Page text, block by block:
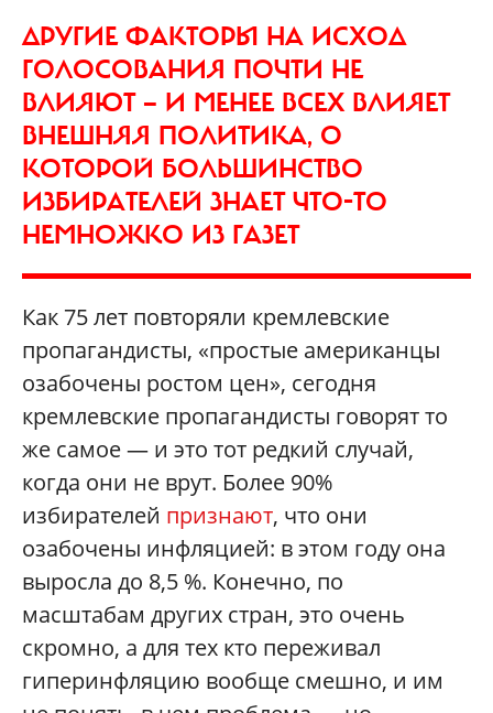
ДРУГИЕ ФАКТОРЫ НА ИСХОД
ГОЛОСОВАНИЯ ПОЧТИ НЕ
ВЛИЯЮТ — И МЕНЕЕ ВСЕХ ВЛИЯЕТ
ВНЕШНЯЯ ПОЛИТИКА, О
КОТОРОЙ БОЛЬШИНСТВО
ИЗБИРАТЕЛЕЙ ЗНАЕТ ЧТО-ТО
НЕМНОЖКО ИЗ ГАЗЕТ
Как 75 лет повторяли кремлевские
пропагандисты, «простые американцы
озабочены ростом цен», сегодня
кремлевские пропагандисты говорят то
же самое — и это тот редкий случай,
когда они не врут. Более 90%
избирателей признают, что они
озабочены инфляцией: в этом году она
выросла до 8,5 %. Конечно, по
масштабам других стран, это очень
скромно, а для тех кто переживал
гиперинфляцию вообще смешно, и им